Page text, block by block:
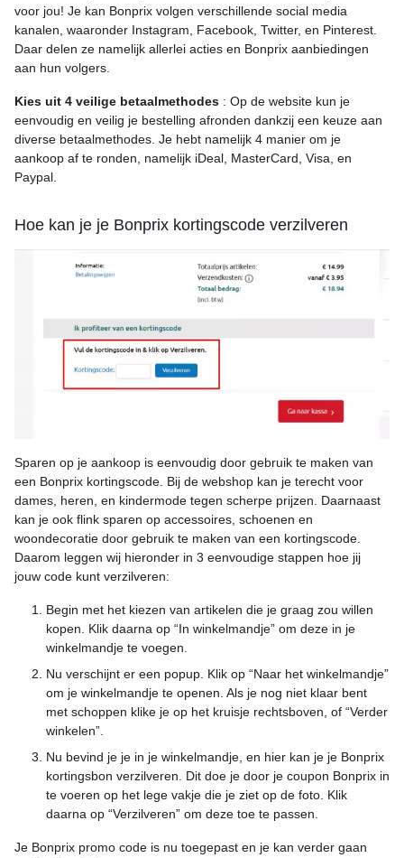
voor jou! Je kan Bonprix volgen verschillende social media
kanalen, waaronder Instagram, Facebook, Twitter, en Pinterest.
Daar delen ze namelijk allerlei acties en Bonprix aanbiedingen
aan hun volgers.
Kies uit 4 veilige betaalmethodes : Op de website kun je
eenvoudig en veilig je bestelling afronden dankzij een keuze aan
diverse betaalmethodes. Je hebt namelijk 4 manier om je
aankoop af te ronden, namelijk iDeal, MasterCard, Visa, en
Paypal.
Hoe kan je je Bonprix kortingscode verzilveren
Sparen op je aankoop is eenvoudig door gebruik te maken van
een Bonprix kortingscode. Bij de webshop kan je terecht voor
dames, heren, en kindermode tegen scherpe prijzen. Daarnaast
kan je ook flink sparen op accessoires, schoenen en
woondecoratie door gebruik te maken van een kortingscode.
Daarom leggen wij hieronder in 3 eenvoudige stappen hoe jij
jouw code kunt verzilveren:
Begin met het kiezen van artikelen die je graag zou willen
kopen. Klik daarna op “In winkelmandje” om deze in je
winkelmandje te voegen.
Nu verschijnt er een popup. Klik op “Naar het winkelmandje”
om je winkelmandje te openen. Als je nog niet klaar bent
met schoppen klike je op het kruisje rechtsboven, of “Verder
winkelen”.
Nu bevind je je in je winkelmandje, en hier kan je je Bonprix
kortingsbon verzilveren. Dit doe je door je coupon Bonprix in
te voeren op het lege vakje die je ziet op de foto. Klik
daarna op “Verzilveren” om deze toe te passen.
Je Bonprix promo code is nu toegepast en je kan verder gaan